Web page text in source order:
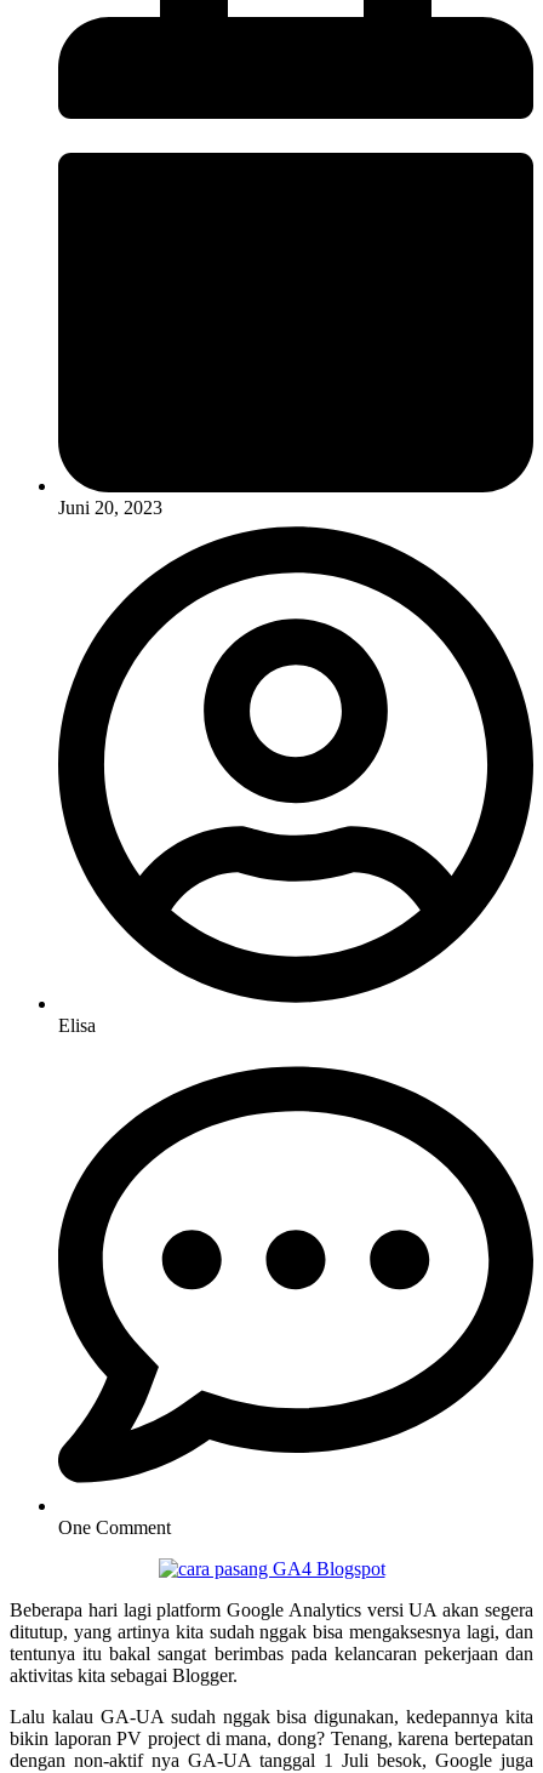
Juni 20, 2023
Elisa
One Comment
Beberapa hari lagi platform Google Analytics versi UA akan segera
ditutup, yang artinya kita sudah nggak bisa mengaksesnya lagi, dan
tentunya itu bakal sangat berimbas pada kelancaran pekerjaan dan
aktivitas kita sebagai Blogger.
Lalu kalau GA-UA sudah nggak bisa digunakan, kedepannya kita
bikin laporan PV project di mana, dong? Tenang, karena bertepatan
dengan non-aktif nya GA-UA tanggal 1 Juli besok, Google juga